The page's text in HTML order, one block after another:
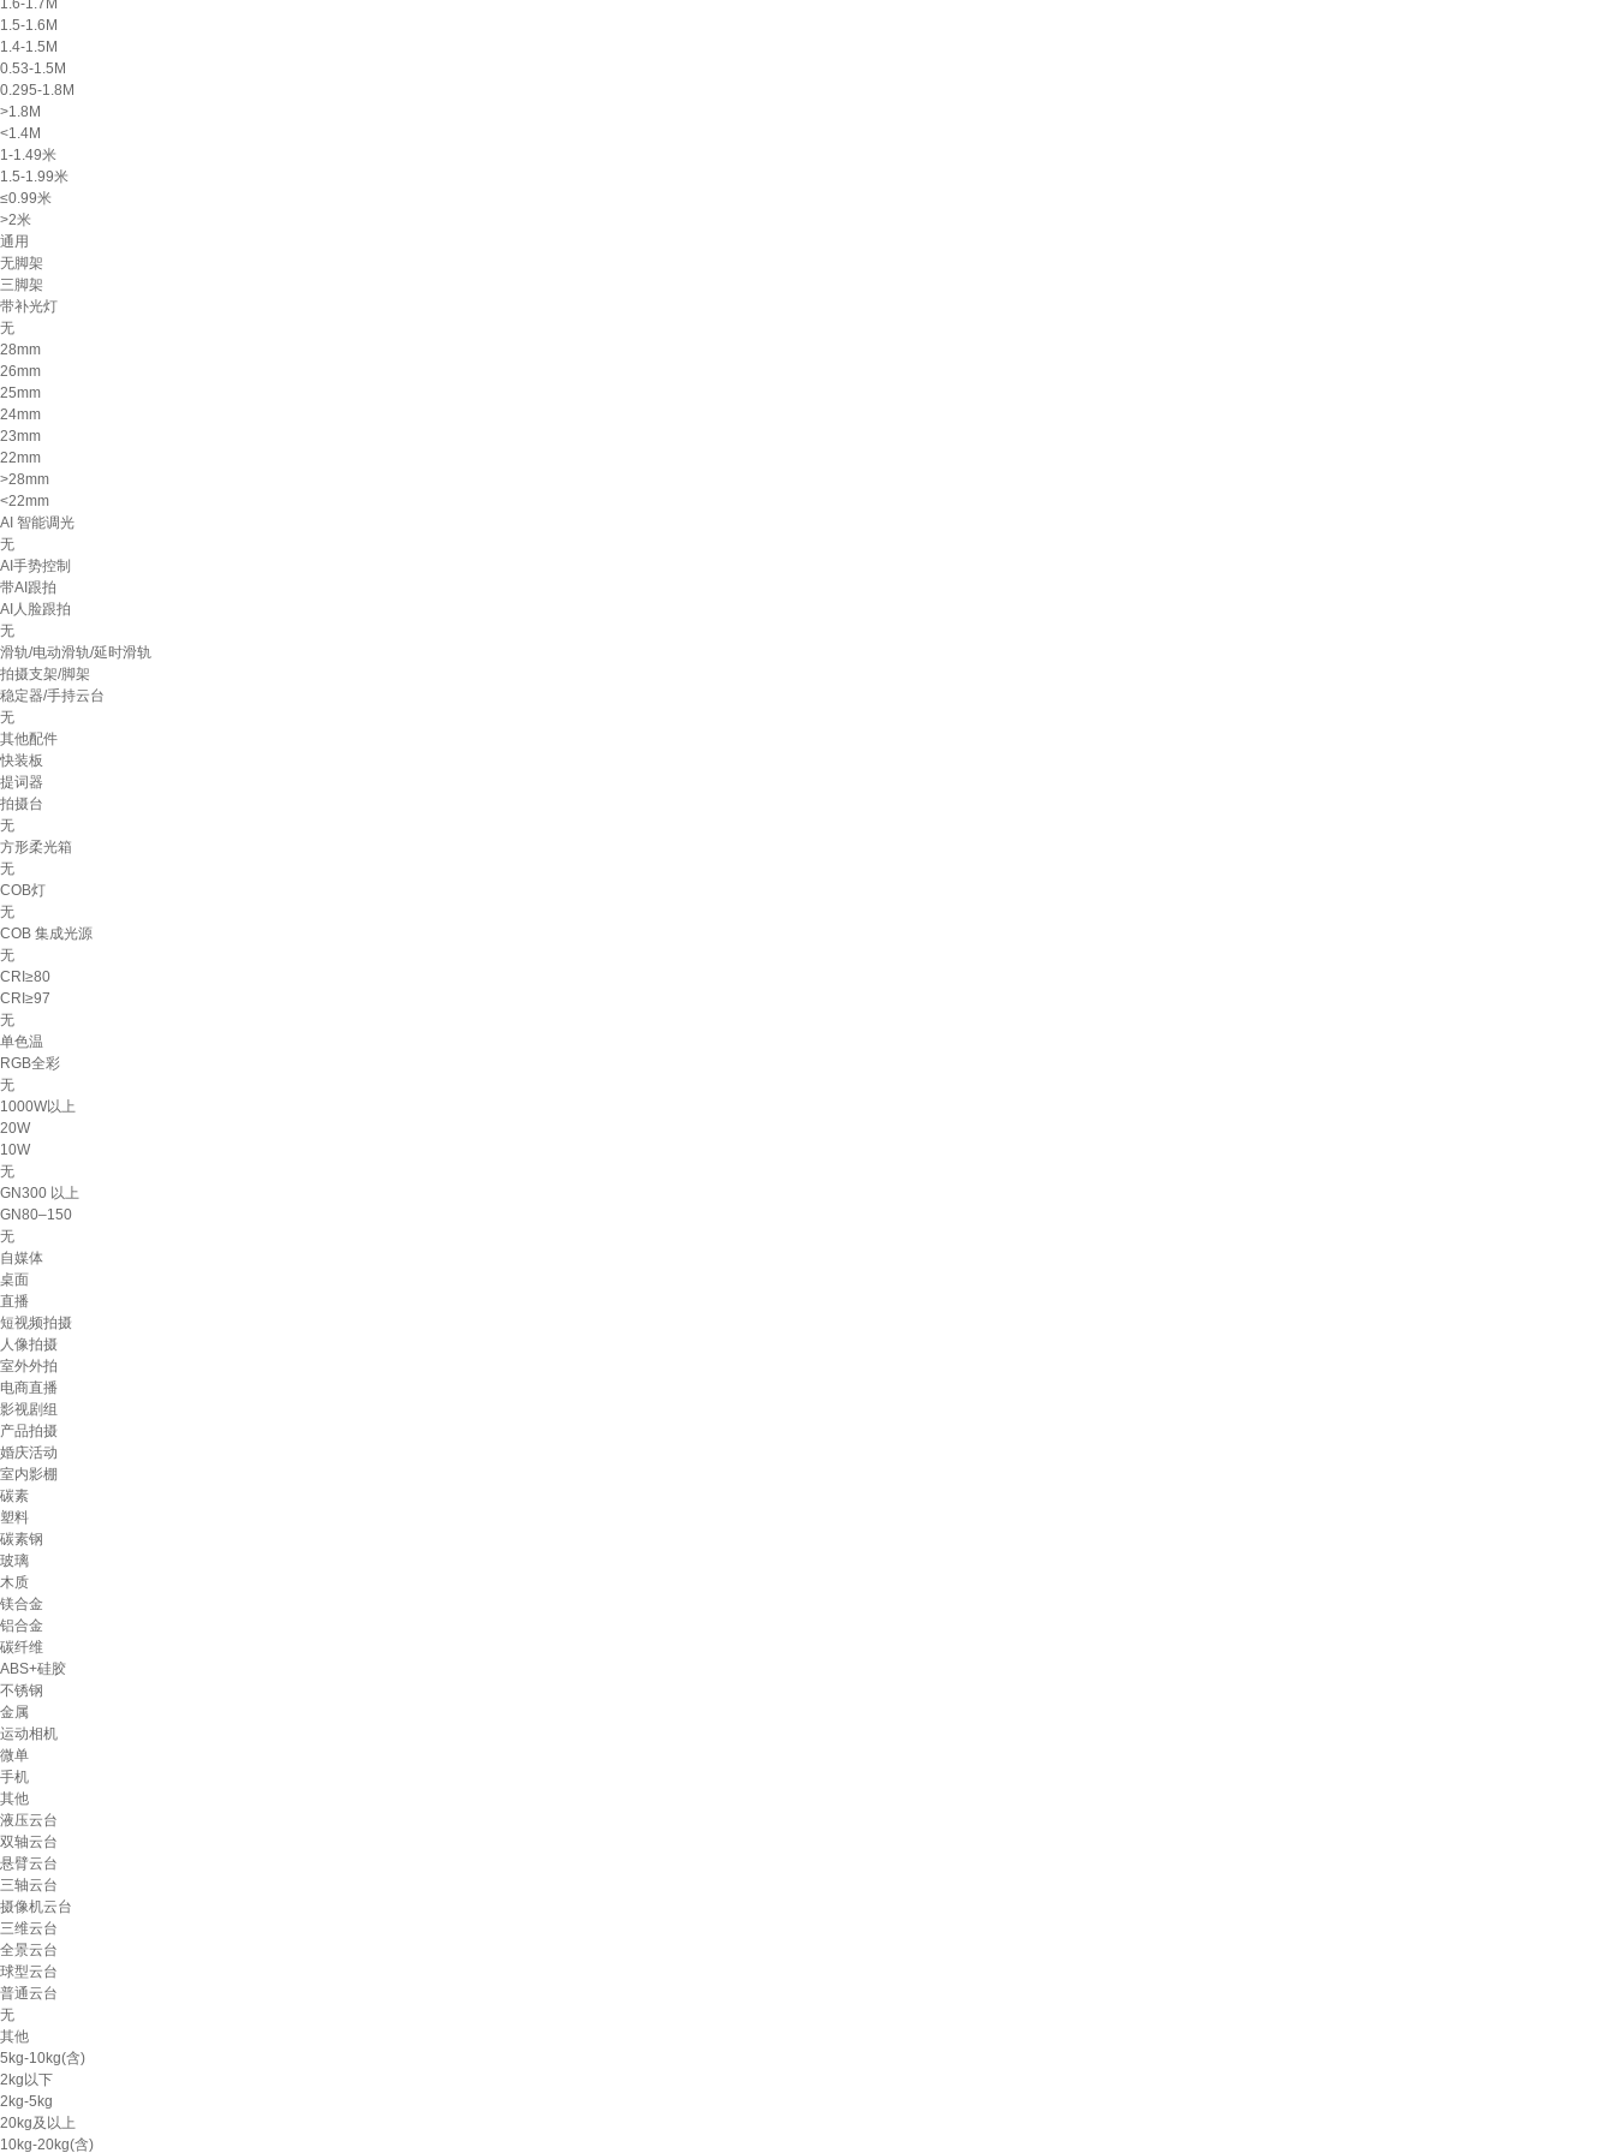
1.6-1.7M
1.5-1.6M
1.4-1.5M
0.53-1.5M
0.295-1.8M
>1.8M
<1.4M
1-1.49米
1.5-1.99米
≤0.99米
>2米
通用
无脚架
三脚架
带补光灯
无
28mm
26mm
25mm
24mm
23mm
22mm
>28mm
<22mm
AI 智能调光
无
AI手势控制
带AI跟拍
AI人脸跟拍
无
滑轨/电动滑轨/延时滑轨
拍摄支架/脚架
稳定器/手持云台
无
其他配件
快装板
提词器
拍摄台
无
方形柔光箱
无
COB灯
无
COB 集成光源
无
CRI≥80
CRI≥97
无
单色温
RGB全彩
无
1000W以上
20W
10W
无
GN300 以上
GN80–150
无
自媒体
桌面
直播
短视频拍摄
人像拍摄
室外外拍
电商直播
影视剧组
产品拍摄
婚庆活动
室内影棚
碳素
塑料
碳素钢
玻璃
木质
镁合金
铝合金
碳纤维
ABS+硅胶
不锈钢
金属
运动相机
微单
手机
其他
液压云台
双轴云台
悬臂云台
三轴云台
摄像机云台
三维云台
全景云台
球型云台
普通云台
无
其他
5kg-10kg(含)
2kg以下
2kg-5kg
20kg及以上
10kg-20kg(含)